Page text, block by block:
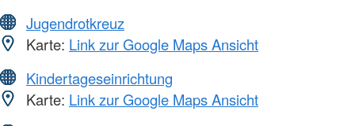
Jugendrotkreuz
Karte: Link zur Google Maps Ansicht
Kindertageseinrichtung
Karte: Link zur Google Maps Ansicht